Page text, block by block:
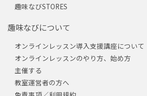
趣味なびSTORES
趣味なびについて
オンラインレッスン導入支援講座について
オンラインレッスンのやり方、始め方
主催する
教室運営者の方へ